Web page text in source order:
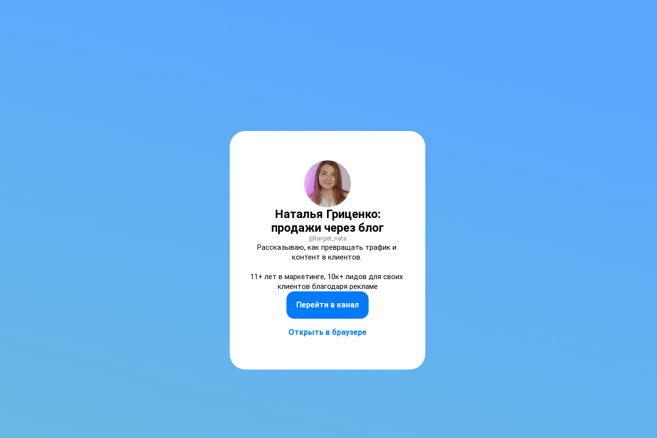
Наталья Гриценко:
продажи через блог
@target_nata
Рассказываю, как превращать трафик и
контент в клиентов.
11+ лет в маркетинге, 10к+ лидов для своих
клиентов благодаря рекламе
Перейти в канал
Открыть в браузере